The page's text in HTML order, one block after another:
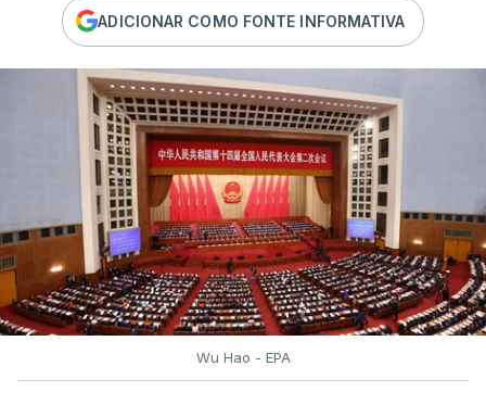
ADICIONAR COMO FONTE INFORMATIVA
Wu Hao - EPA